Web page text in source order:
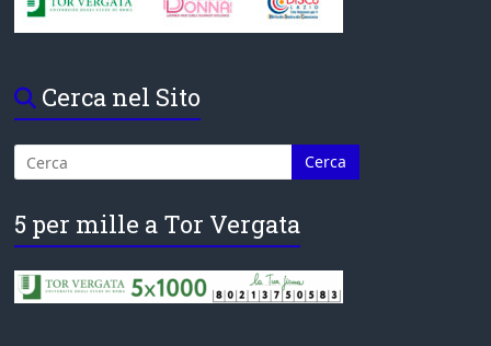
Cerca nel Sito
5 per mille a Tor Vergata